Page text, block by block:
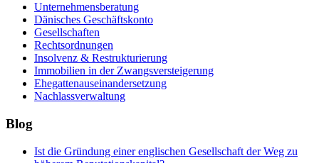
Unternehmensberatung
Dänisches Geschäftskonto
Gesellschaften
Rechtsordnungen
Insolvenz & Restrukturierung
Immobilien in der Zwangsversteigerung
Ehegattenauseinandersetzung
Nachlassverwaltung
Blog
Ist die Gründung einer englischen Gesellschaft der Weg zu